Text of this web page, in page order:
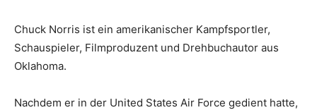
Chuck Norris ist ein amerikanischer Kampfsportler,
Schauspieler, Filmproduzent und Drehbuchautor aus
Oklahoma.
Nachdem er in der United States Air Force gedient hatte,